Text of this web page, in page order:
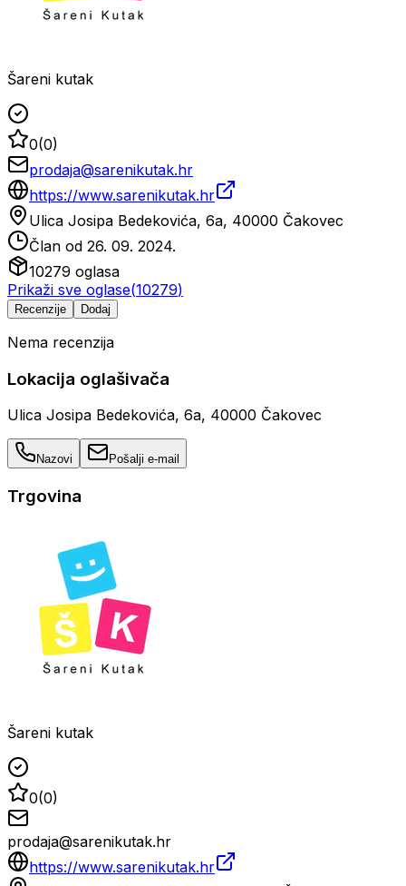
Šareni kutak
0(0)
prodaja@sarenikutak.hr
https://www.sarenikutak.hr
Ulica Josipa Bedekovića, 6a, 40000 Čakovec
Član od 26. 09. 2024.
10279 oglasa
Prikaži sve oglase(10279)
Recenzije Dodaj
Nema recenzija
Lokacija oglašivača
Ulica Josipa Bedekovića, 6a, 40000 Čakovec
Nazovi Pošalji e-mail
Trgovina
Šareni kutak
0(0)
prodaja@sarenikutak.hr
https://www.sarenikutak.hr